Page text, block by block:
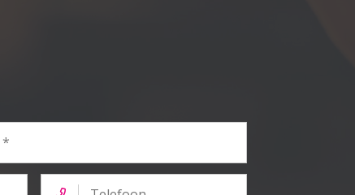
Telefoon